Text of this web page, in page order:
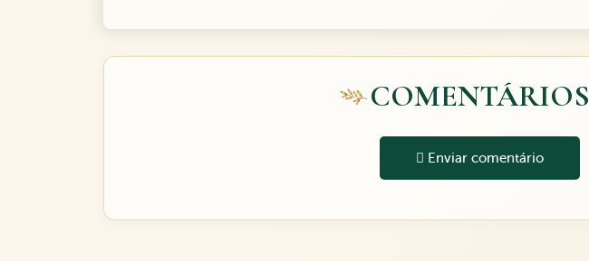
COMENTÁRIOS
Enviar comentário